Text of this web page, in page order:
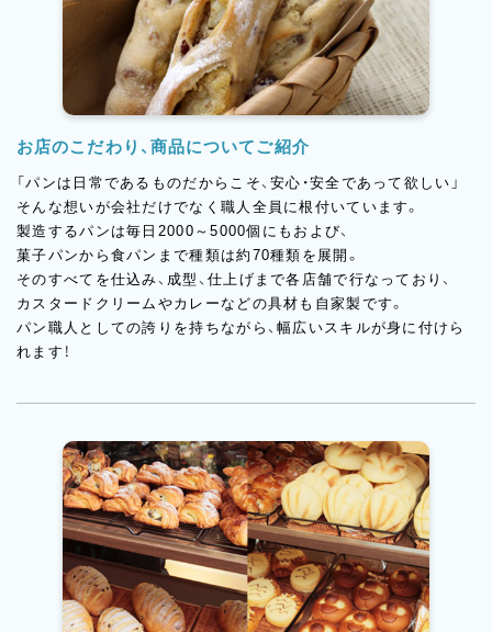
お店のこだわり、商品についてご紹介
「パンは日常であるものだからこそ、安心・安全であって欲しい」
そんな想いが会社だけでなく職人全員に根付いています。
製造するパンは毎日2000～5000個にもおよび、
菓子パンから食パンまで種類は約70種類を展開。
そのすべてを仕込み、成型、仕上げまで各店舗で行なっており、
カスタードクリームやカレーなどの具材も自家製です。
パン職人としての誇りを持ちながら、幅広いスキルが身に付けら
れます！